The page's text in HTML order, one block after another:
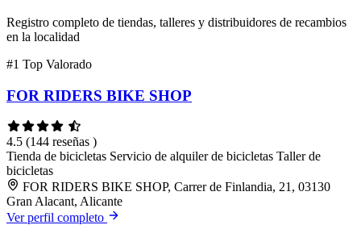
Registro completo de tiendas, talleres y distribuidores de recambios
en la localidad
#1 Top Valorado
FOR RIDERS BIKE SHOP
4.5 (144 reseñas )
Tienda de bicicletas Servicio de alquiler de bicicletas Taller de
bicicletas
FOR RIDERS BIKE SHOP, Carrer de Finlandia, 21, 03130
Gran Alacant, Alicante
Ver perfil completo